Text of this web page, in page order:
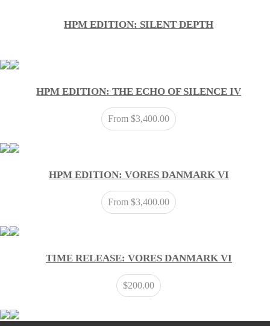
HPM EDITION: SILENT DEPTH
HPM EDITION: THE ECHO OF SILENCE IV
From$3,400.00
HPM EDITION: VORES DANMARK VI
From$3,400.00
TIME RELEASE: VORES DANMARK VI
$200.00